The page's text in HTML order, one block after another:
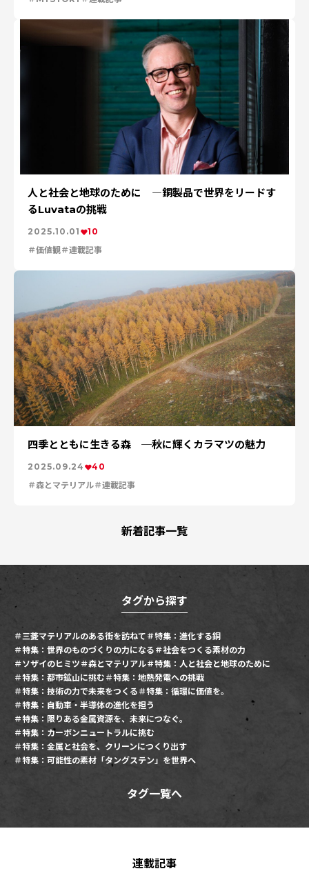
人と社会と地球のために ―銅製品で世界をリードす
るLuvataの挑戦
2025.10.01
10
価値観
連載記事
四季とともに生きる森 ─秋に輝くカラマツの魅力
2025.09.24
40
森とマテリアル
連載記事
新着記事一覧
タグから探す
三菱マテリアルのある街を訪ねて
特集：進化する銅
特集：世界のものづくりの力になる
社会をつくる素材の力
ソザイのヒミツ
森とマテリアル
特集：人と社会と地球のために
特集：都市鉱山に挑む
特集：地熱発電への挑戦
特集：技術の力で未来をつくる
特集：循環に価値を。
特集：自動車・半導体の進化を担う
特集：限りある金属資源を、未来につなぐ。
特集：カーボンニュートラルに挑む
特集：金属と社会を、クリーンにつくり出す
特集：可能性の素材「タングステン」を世界へ
タグ一覧へ
連載記事